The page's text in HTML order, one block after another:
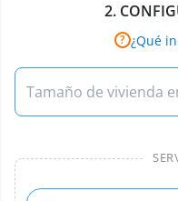
2.
? ¿Qué